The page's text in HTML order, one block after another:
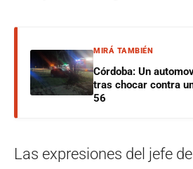
MIRÁ TAMBIÉN
Córdoba: Un
tras chocar contra
56
Las expresiones del jefe